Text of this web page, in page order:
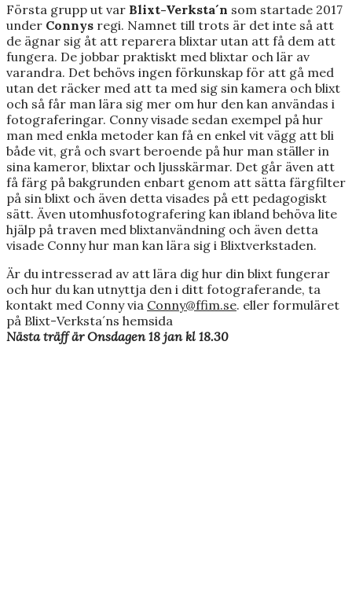
Första grupp ut var Blixt-Verksta´n som startade 2017
under Connys regi. Namnet till trots är det inte så att
de ägnar sig åt att reparera blixtar utan att få dem att
fungera. De jobbar praktiskt med blixtar och lär av
varandra. Det behövs ingen förkunskap för att gå med
utan det räcker med att ta med sig sin kamera och blixt
och så får man lära sig mer om hur den kan användas i
fotograferingar. Conny visade sedan exempel på hur
man med enkla metoder kan få en enkel vit vägg att bli
både vit, grå och svart beroende på hur man ställer in
sina kameror, blixtar och ljusskärmar. Det går även att
få färg på bakgrunden enbart genom att sätta färgfilter
på sin blixt och även detta visades på ett pedagogiskt
sätt. Även utomhusfotografering kan ibland behöva lite
hjälp på traven med blixtanvändning och även detta
visade Conny hur man kan lära sig i Blixtverkstaden.
Är du intresserad av att lära dig hur din blixt fungerar
och hur du kan utnyttja den i ditt fotograferande, ta
kontakt med Conny via Conny@ffim.se. eller formuläret
på Blixt-Verksta´ns hemsida
Nästa träff är Onsdagen 18 jan kl 18.30